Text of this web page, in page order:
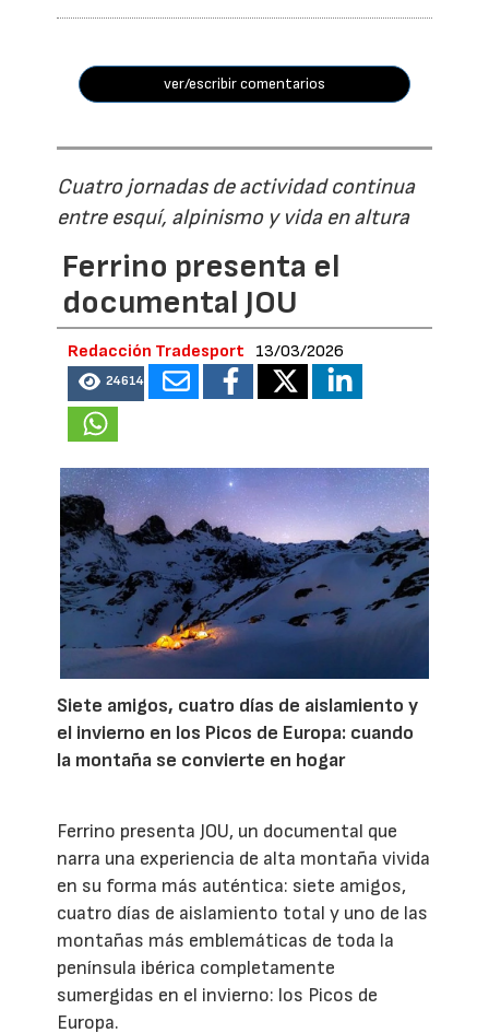
ver/escribir comentarios
Cuatro jornadas de actividad continua
entre esquí, alpinismo y vida en altura
Ferrino presenta el
documental JOU
Redacción Tradesport 13/03/2026
24614
Siete amigos, cuatro días de aislamiento y
el invierno en los Picos de Europa: cuando
la montaña se convierte en hogar
Ferrino presenta JOU, un documental que
narra una experiencia de alta montaña vivida
en su forma más auténtica: siete amigos,
cuatro días de aislamiento total y uno de las
montañas más emblemáticas de toda la
península ibérica completamente
sumergidas en el invierno: los Picos de
Europa.